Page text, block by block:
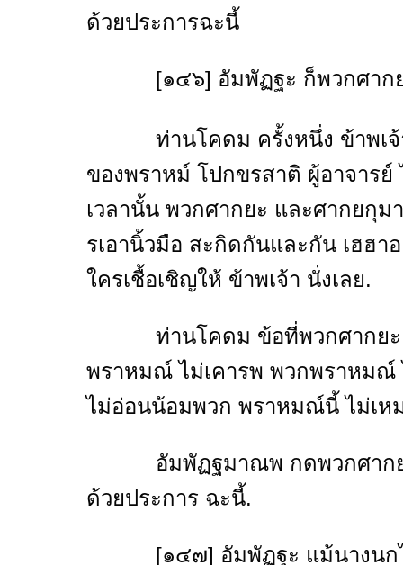
ด้วยประการฉะนี้
[๑๔๖] อัมพัฏฐะ ก็พวกศากยะ
ท่านโคดม ครั้งหนึ่ง ข้าพเจ้า
ของพราหม์ โปกขรสาติ ผู้อาจารย์
เวลานั้น พวกศากยะ และศากยกุ
รเอานิ้วมือ สะกิดกันและกัน เฮฮา
ใครเชื้อเชิญให้ ข้าพเจ้า นั่งเลย.
ท่านโคดม ข้อที่พวกศากยะ เ
พราหมณ์ ไม่เคารพ พวกพราหม
ไม่อ่อนน้อมพวก พราหมณ์นี้ ไม่เห
อัมพัฏฐมาณพ กดพวกศากยะว่
ด้วยประการ ฉะนี้.
[๑๔๗] อัมพัฏฐะ แม้นางนกไส้